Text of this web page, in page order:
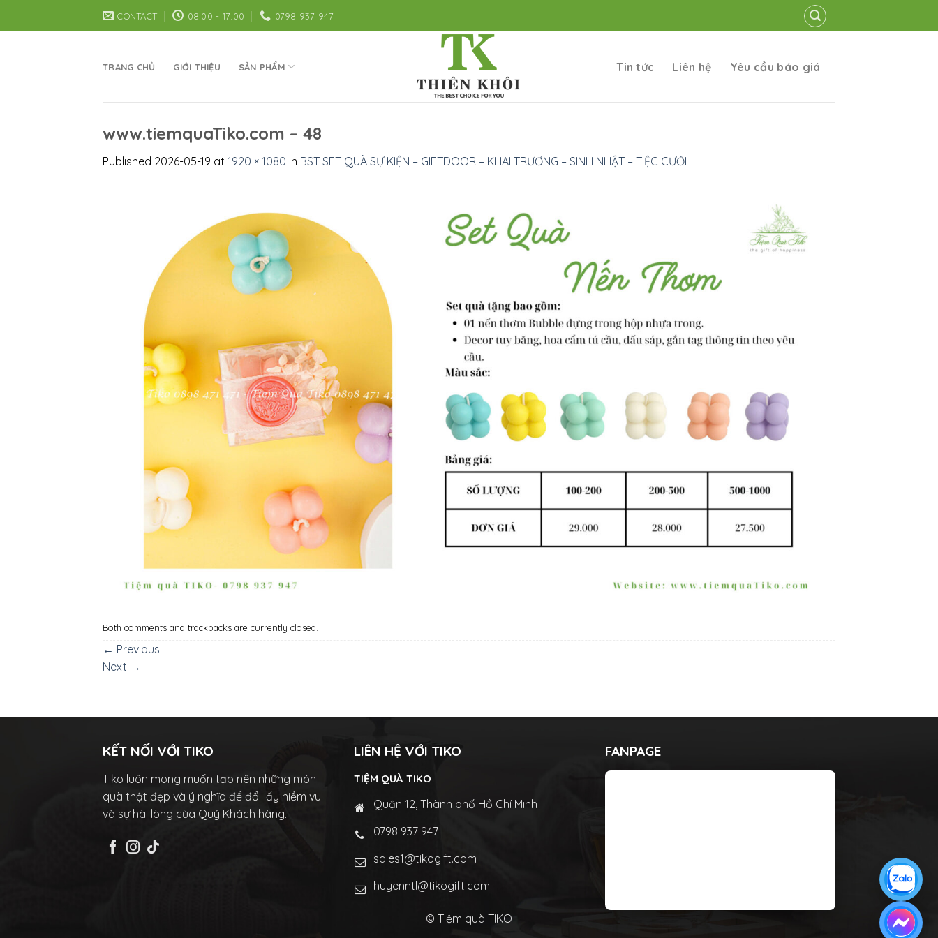
CONTACT 08:00 - 17:00 0798 937 947
TRANG CHỦ GIỚI THIỆU SẢN PHẨM Tin tức Liên hệ Yêu cầu báo giá
www.tiemquaTiko.com – 48
Published 2026-05-19 at 1920 × 1080 in BST SET QUÀ SỰ KIỆN – GIFTDOOR – KHAI TRƯƠNG – SINH NHẬT – TIỆC CƯỚI
Both comments and trackbacks are currently closed.
← Previous
Next →
KẾT NỐI VỚI TIKO
Tiko luôn mong muốn tạo nên những món
quà thật đẹp và ý nghĩa để đổi lấy niềm vui
và sự hài lòng của Quý Khách hàng.
LIÊN HỆ VỚI TIKO
TIỆM QUÀ TIKO
Quận 12, Thành phố Hồ Chí Minh
0798 937 947
sales1@tikogift.com
huyenntl@tikogift.com
FANPAGE
© Tiệm quà TIKO